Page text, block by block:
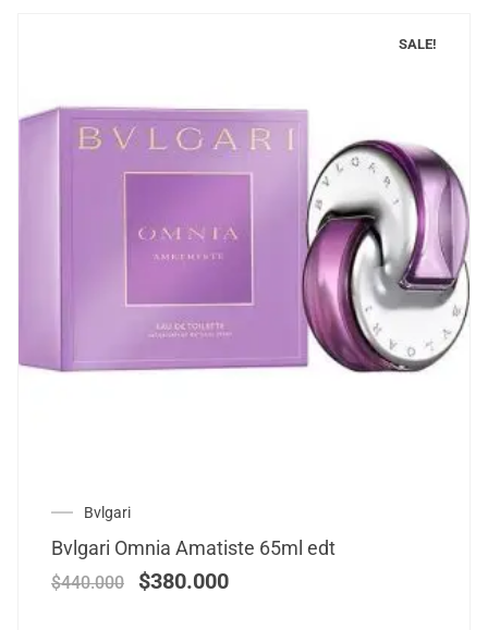
SALE!
Bvlgari
Bvlgari Omnia Amatiste 65ml edt
$440.000 $380.000